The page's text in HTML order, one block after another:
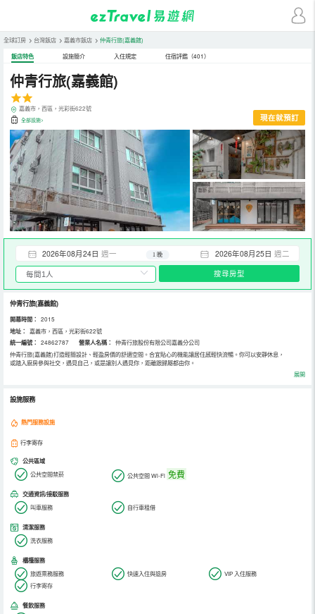
全球訂房 > 台灣飯店 > 嘉義市飯店 > 仲青行旅(嘉義館)
飯店特色 設施簡介 入住規定 住宿評鑑（401）
仲青行旅(嘉義館)
嘉義市，西區，光彩街622號
全部設施> 現在就預訂
2026年08月24日 週一 2026年08月25日 週二
1 晚
搜尋房型
仲青行旅(嘉義館)
開幕時間： 2015
地址： 嘉義市，西區，光彩街622號
統一編號： 24862787 營業人名稱：
仲青行旅股份有限公司嘉義分公司
仲青行旅(嘉義館)打造輕簡設計、輕盈房價的舒適空間。合宜貼心的機能讓居住感輕快流暢。你可以安靜休息，
或踏入廚房參與社交，遇見自己，或是讓別人遇見你，距離跟歸屬都由你。
展開
設施服務
熱門服務設施
行李寄存
公共區域
公共空間禁菸 公共空間 Wi-Fi 免費
交通資訊/接駁服務
叫車服務 自行車租借
清潔服務
洗衣服務
櫃檯服務
旅遊票務服務 快速入住與退房
VIP 入住服務
行李寄存
餐飲服務